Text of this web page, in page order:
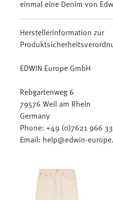
einmal eine Denim von
Herstellerinformation zur
EDWIN Europe GmbH
Rebgartenweg 6
79576 Weil am Rhein
Germany
Phone: +49 (0)7621 966
Email: help@edwin-